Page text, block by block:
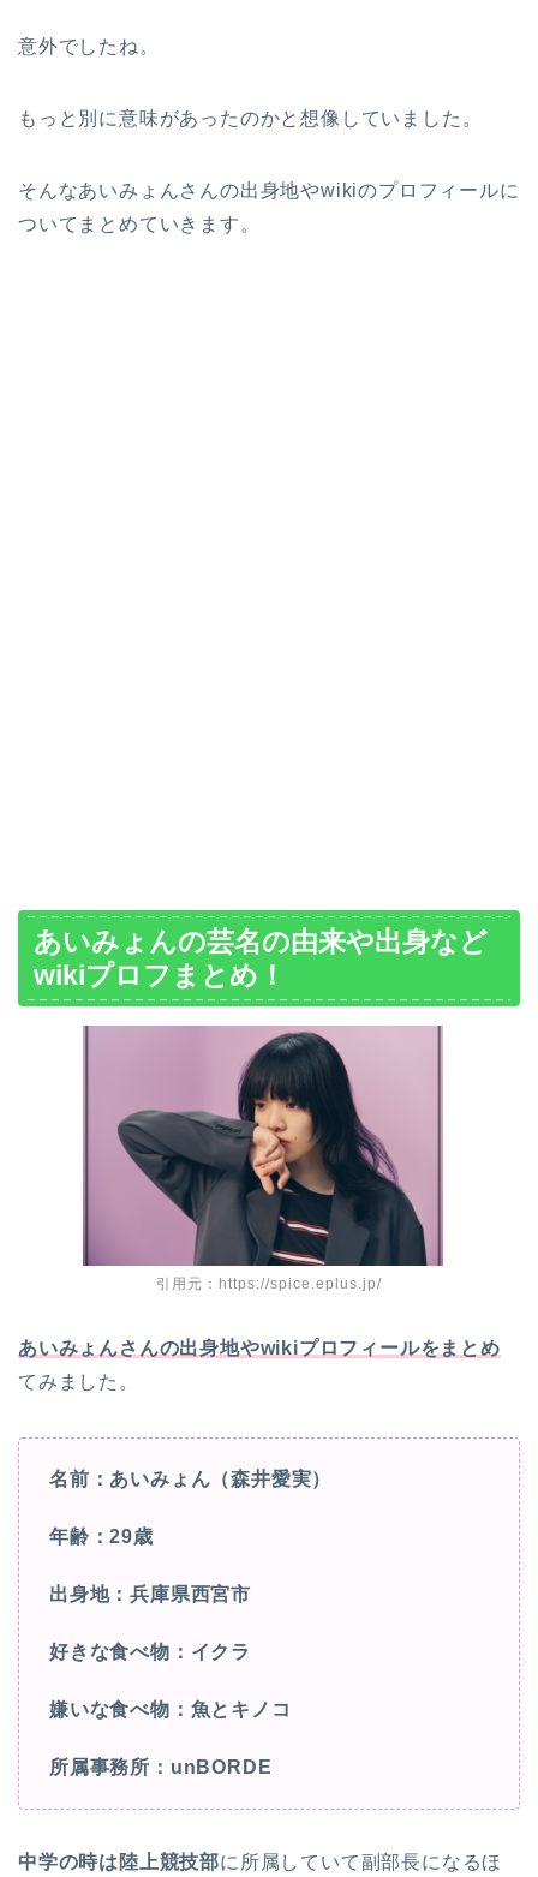
意外でしたね。
もっと別に意味があったのかと想像していました。
そんなあいみょんさんの出身地やwikiのプロフィールに
ついてまとめていきます。
あいみょんの芸名の由来や出身など
wikiプロフまとめ！
引用元：https://spice.eplus.jp/
あいみょんさんの出身地やwikiプロフィールをまとめ
てみました。
名前：あいみょん（森井愛実）
年齢：29歳
出身地：兵庫県西宮市
好きな食べ物：イクラ
嫌いな食べ物：魚とキノコ
所属事務所：unBORDE
中学の時は陸上競技部に所属していて副部長になるほ